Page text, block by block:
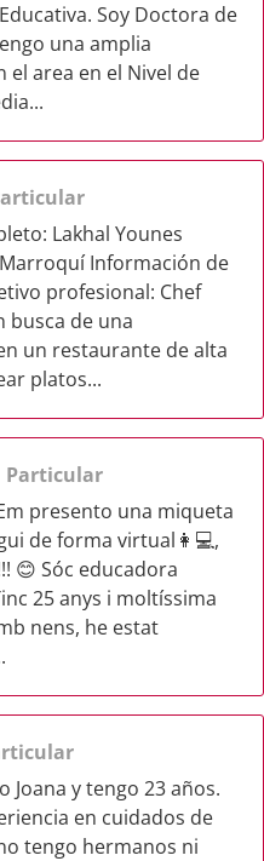
Soy Doctora de
una amplia
el area en el Nivel de
Lakhal Younes
Información de
profesional: Chef
busca de una
un restaurante de alta
platos...
Particular
presento una miqueta
de forma virtual👩💻,
😊 Sóc educadora
25 anys i moltíssima
nens, he estat
Joana y tengo 23 años.
en cuidados de
tengo hermanos ni